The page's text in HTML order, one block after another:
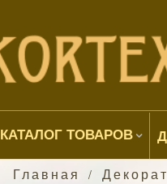
КАТАЛОГ ТОВАРОВ
Главная /